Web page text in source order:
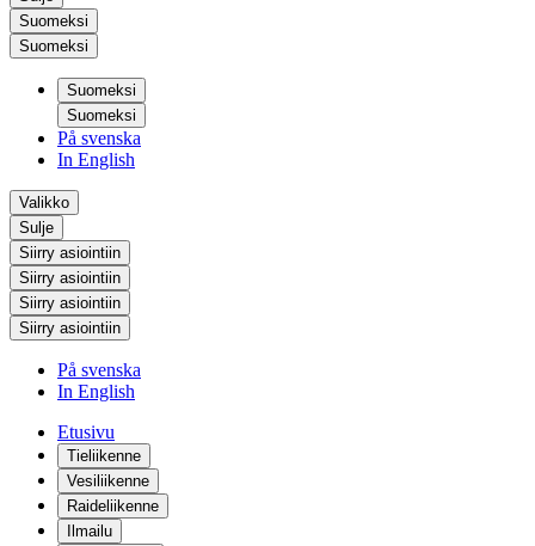
Suomeksi
Suomeksi
Suomeksi
Suomeksi
På svenska
In English
Valikko
Sulje
Siirry asiointiin
Siirry asiointiin
Siirry asiointiin
Siirry asiointiin
På svenska
In English
Etusivu
Tieliikenne
Vesiliikenne
Raideliikenne
Ilmailu